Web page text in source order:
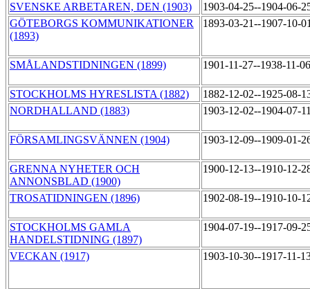
SVENSKE ARBETAREN, DEN (1903)
1903-04-25--1904-06-
GÖTEBORGS KOMMUNIKATIONER
(1893)
1893-03-21--1907-10-
SMÅLANDSTIDNINGEN (1899) 1901-11-27--1938-11-
STOCKHOLMS HYRESLISTA (1882)
1882-12-02--1925-08-
NORDHALLAND (1883)
1903-12-02--1904-07-
FÖRSAMLINGSVÄNNEN (1904) 1903-12-09--1909-01-
GRENNA NYHETER OCH
ANNONSBLAD (1900)
1900-12-13--1910-12-
TROSATIDNINGEN (1896) 1902-08-19--1910-10-
STOCKHOLMS GAMLA
HANDELSTIDNING (1897)
1904-07-19--1917-09-
VECKAN (1917) 1903-10-30--1917-11-